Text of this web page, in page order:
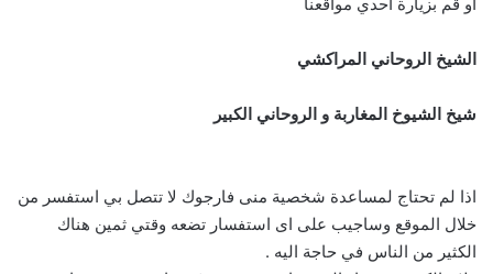
الشيخ الروحاني المراكشي
شيخ الشيوخ المغاربة و الروحاني الكبير
اذا لم تحتاج لمساعدة شخصية منى فارجوك لا تتصل بي استفسر من
خلال الموقع وساجيب على اى استفسار تضعه وقتي ثمين هناك
الكثير من الناس في حاجة اليه .